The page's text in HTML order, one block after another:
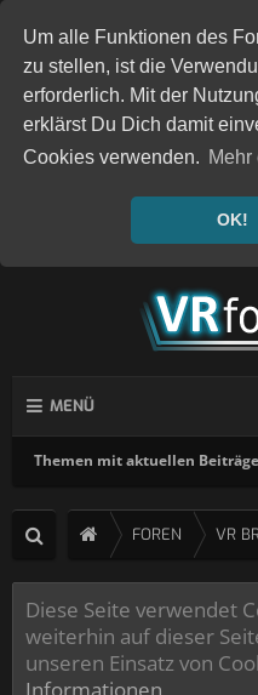
Um alle Funktionen des
zu stellen, ist die
erforderlich. Mit der
erklärst Du Dich damit
Cookies verwenden. Mehr
OK!
MENÜ
Themen mit aktuellen
FOREN VR
Diese Seite verwendet
weiterhin auf dieser
unseren Einsatz von
Informationen